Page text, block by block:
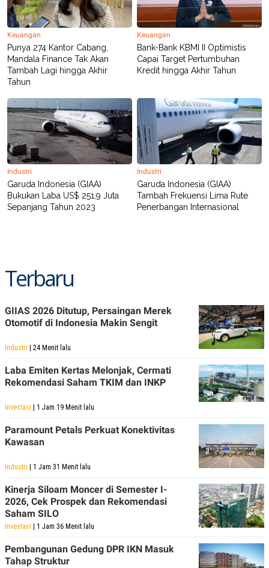
L
A
N
G
G
A
N
A
N
E
T
A
K
K
I
N
E
R
J
A
E
M
E
N
E
P
A
P
E
R
A
D
V
E
R
T
I
S
M
I
A
.
D
USE
PEMBERITAAN
SIBER
POLICY
Keuangan
Punya 274 Kantor Cabang,
Mandala Finance Tak Akan
Tambah Lagi hingga Akhir
Tahun
Keuangan
Bank-Bank KBMI II Optimistis
Capai Target Pertumbuhan
Kredit hingga Akhir Tahun
Industri
Garuda Indonesia (GIAA)
Bukukan Laba US$ 251,9 Juta
Sepanjang Tahun 2023
Industri
Garuda Indonesia (GIAA)
Tambah Frekuensi Lima Rute
Penerbangan Internasional
Terbaru
GIIAS 2026 Ditutup, Persaingan Merek
Otomotif di Indonesia Makin Sengit
Industri | 24 Menit lalu
Laba Emiten Kertas Melonjak, Cermati
Rekomendasi Saham TKIM dan INKP
Investasi | 1 Jam 19 Menit lalu
Paramount Petals Perkuat Konektivitas
Kawasan
Industri | 1 Jam 31 Menit lalu
Kinerja Siloam Moncer di Semester I-
2026, Cek Prospek dan Rekomendasi
Saham SILO
Investasi | 1 Jam 36 Menit lalu
Pembangunan Gedung DPR IKN Masuk
Tahap Struktur